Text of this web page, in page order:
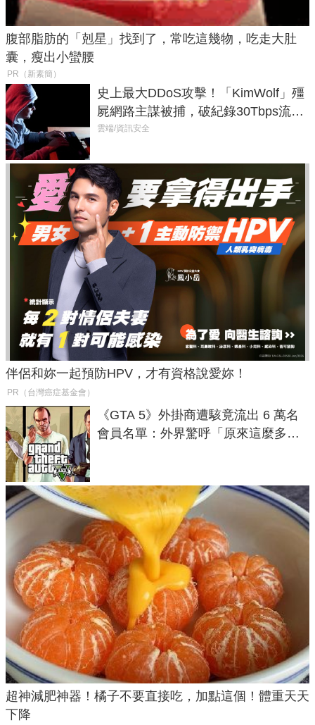
腹部脂肪的「剋星」找到了，常吃這幾物，吃走大肚
囊，瘦出小蠻腰
PR（新素簡）
史上最大DDoS攻擊！「KimWolf」殭
屍網路主謀被捕，破紀錄30Tbps流量
癱瘓全球！
雲端/資訊安全
伴侶和妳一起預防HPV，才有資格說愛妳！
PR（台灣癌症基金會）
《GTA 5》外掛商遭駭竟流出 6 萬名
會員名單：外界驚呼「原來這麼多人
超神減肥神器！橘子不要直接吃，加點這個！體重天天
下降